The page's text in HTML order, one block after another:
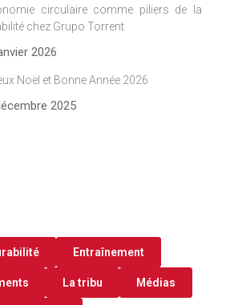
circulaire comme piliers de la
chez Grupo Torrent
2026
Noël et Bonne Année 2026
2025
Entraînement
La tribu Médias